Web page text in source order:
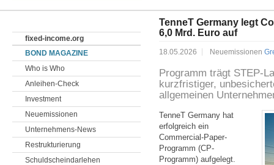
TenneT Germany legt
6,0 Mrd. Euro auf
18.05.2026 Neuemissionen
Programm trägt STEP-
kurzfristiger,
allgemeinen
TenneT Germany hat
erfolgreich ein
Commercial-Paper-
Programm (CP-
Programm) aufgelegt.
fixed-income.org
BOND MAGAZINE
Who is Who
Anleihen-Check
Investment
Neuemissionen
Unternehmens-News
Restrukturierung
Schuldscheindarlehen